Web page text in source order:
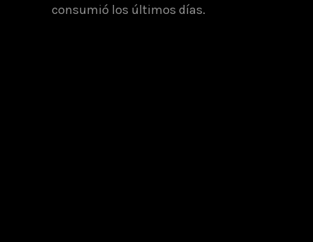
consumió los últimos días.